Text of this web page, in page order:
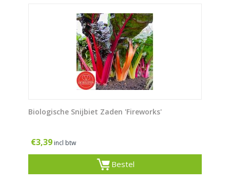
Biologische Snijbiet Zaden 'Fireworks'
€3,39 incl btw
Bestel